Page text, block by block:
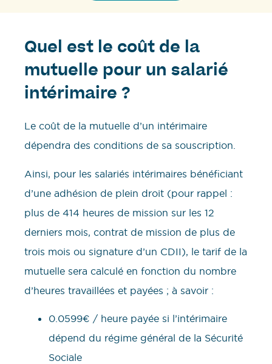
Quel est le coût de la
mutuelle pour un salarié
intérimaire ?
Le coût de la mutuelle d’un intérimaire
dépendra des conditions de sa souscription.
Ainsi, pour les salariés intérimaires bénéficiant
d’une adhésion de plein droit (pour rappel :
plus de 414 heures de mission sur les 12
derniers mois, contrat de mission de plus de
trois mois ou signature d’un CDII), le tarif de la
mutuelle sera calculé en fonction du nombre
d’heures travaillées et payées ; à savoir :
0.0599€ / heure payée si l’intérimaire
dépend du régime général de la Sécurité
Sociale